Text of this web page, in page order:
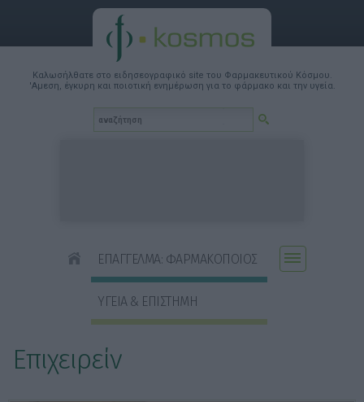
Καλωσήλθατε στο ειδησεογραφικό site του Φαρμακευτικού Κόσμου.
'Αμεση, έγκυρη και ποιοτική ενημέρωση για το φάρμακο και την υγεία.
ΕΠΑΓΓΕΛΜΑ: ΦΑΡΜΑΚΟΠΟΙΟΣ
ΥΓΕΙΑ & ΕΠΙΣΤΗΜΗ
Επιχειρείν